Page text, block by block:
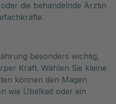
die behandelnde Ärztin
besonders wichtig,
Kraft. Wählen Sie kleine
können den Magen
wie Übelkeit oder ein